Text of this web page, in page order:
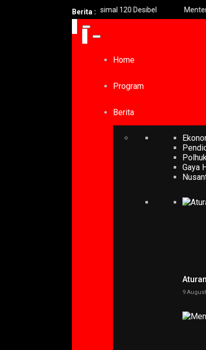
Berita :
Horeg Sidoarjo Maksimal 120 Desibel Menteri PPPA:
Home
Program
Berita
Gaya
9